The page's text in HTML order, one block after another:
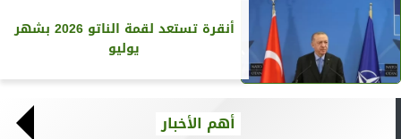
أنقرة تستعد لقمة الناتو 2026 بشهر
يوليو
أهم الأخبار